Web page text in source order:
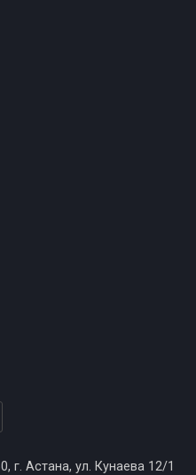
г. Астана, ул. Кунаева 12/1